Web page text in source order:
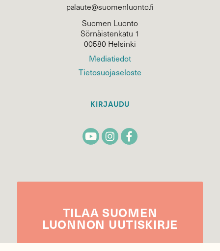
palaute@suomenluonto.fi
Suomen Luonto
Sörnäistenkatu 1
00580 Helsinki
Mediatiedot
Tietosuojaseloste
KIRJAUDU
TILAA SUOMEN
LUONNON UUTIS­KIRJE